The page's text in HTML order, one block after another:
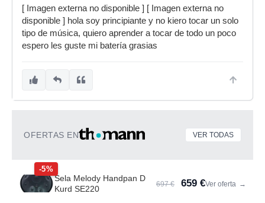
[ Imagen externa no disponible ] [ Imagen externa no
disponible ] hola soy principiante y no kiero tocar un solo
tipo de música, quiero aprender a tocar de todo un poco
espero les guste mi batería grasias
OFERTAS EN VER TODAS
-5%
Sela Melody Handpan D
Kurd SE220
697 € 659 €Ver oferta →